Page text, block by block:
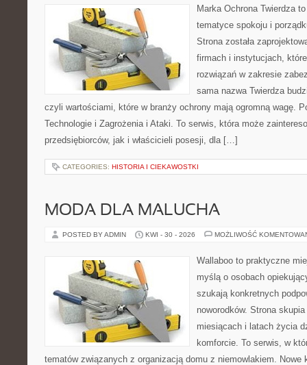
Marka Ochrona Twierdza
tematyce spokoju i
Strona została
firmach i instytucjach,
rozwiązań w zakresie
sama nazwa Twierdza
czyli wartościami, które w branży ochrony mają ogromną wagę.
Technologie i Zagrożenia i Ataki. To serwis, która może
przedsiębiorców, jak i właścicieli posesji, dla […]
CATEGORIES: HISTORIA I CIEKAWOSTKI
MODA DLA MALUCHA
POSTED BY ADMIN KWI - 30 - 2026 MOŻLIWOŚĆ
Wallaboo to praktyczne
myślą o osobach
szukają konkretnych
noworodków. Strona
miesiącach i latach życia
komforcie. To serwis, w
tematów związanych z organizacją domu z niemowlakiem. Nowe